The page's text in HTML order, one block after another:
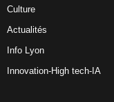
Culture
Actualités
Info Lyon
Innovation-High tech-IA